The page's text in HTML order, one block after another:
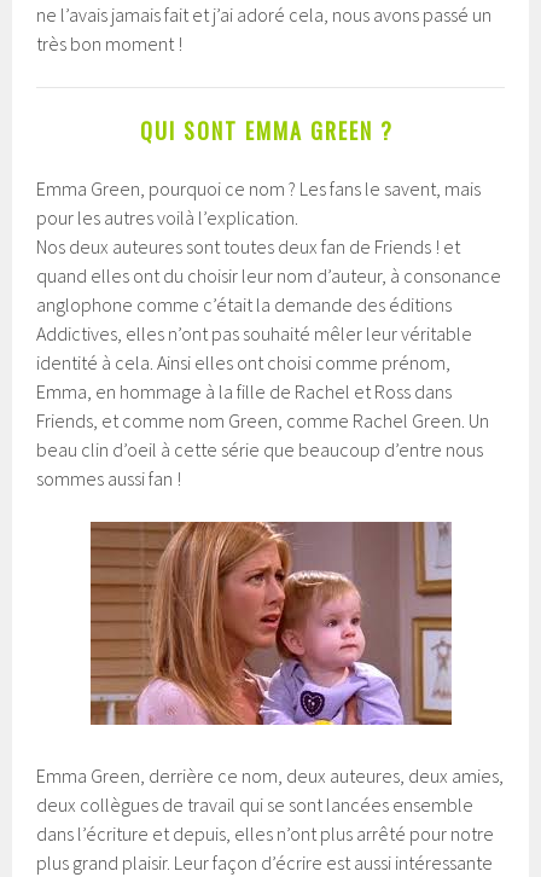
ne l’avais jamais fait et j’ai adoré cela, nous avons passé un
très bon moment !
QUI SONT EMMA GREEN ?
Emma Green, pourquoi ce nom ? Les fans le savent, mais
pour les autres voilà l’explication.
Nos deux auteures sont toutes deux fan de Friends ! et
quand elles ont du choisir leur nom d’auteur, à consonance
anglophone comme c’était la demande des éditions
Addictives, elles n’ont pas souhaité mêler leur véritable
identité à cela. Ainsi elles ont choisi comme prénom,
Emma, en hommage à la fille de Rachel et Ross dans
Friends, et comme nom Green, comme Rachel Green. Un
beau clin d’oeil à cette série que beaucoup d’entre nous
sommes aussi fan !
Emma Green, derrière ce nom, deux auteures, deux amies,
deux collègues de travail qui se sont lancées ensemble
dans l’écriture et depuis, elles n’ont plus arrêté pour notre
plus grand plaisir. Leur façon d’écrire est aussi intéressante